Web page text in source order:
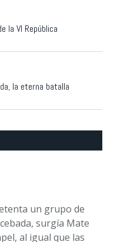
la VI República
la eterna batalla
un grupo de
surgía Mate
al igual que las